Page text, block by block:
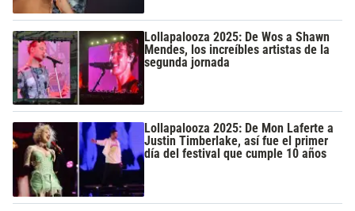
Lollapalooza 2025: De Wos a Shawn
Mendes, los increíbles artistas de la
segunda jornada
Lollapalooza 2025: De Mon Laferte a
Justin Timberlake, así fue el primer
día del festival que cumple 10 años